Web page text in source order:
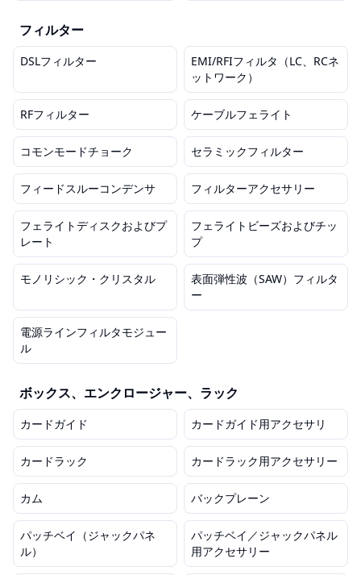
フィルター
DSLフィルター
EMI/RFIフィルタ（LC、RCネ
ットワーク）
RFフィルター ケーブルフェライト
コモンモードチョーク セラミックフィルター
フィードスルーコンデンサ フィルターアクセサリー
フェライトディスクおよびプ
レート
フェライトビーズおよびチッ
プ
モノリシック・クリスタル
表面弾性波（SAW）フィルタ
ー
電源ラインフィルタモジュー
ル
ボックス、エンクロージャー、ラック
カードガイド カードガイド用アクセサリ
カードラック カードラック用アクセサリー
カム バックプレーン
パッチベイ（ジャックパネ
ル）
パッチベイ／ジャックパネル
用アクセサリー